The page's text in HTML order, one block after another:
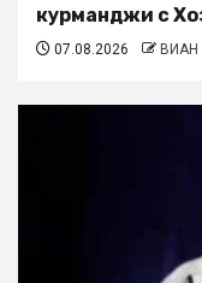
курманджи с
07.08.2026 ВИАН